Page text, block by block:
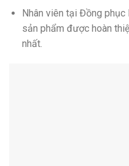
Nhân viên tại Đồng phục
sản phẩm được hoàn
nhất.